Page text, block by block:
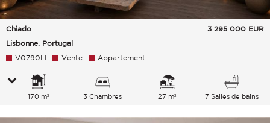
Chiado
Lisbonne, Portugal
3 295 000 EUR
V0790LI Vente Appartement
170 m² 3 Chambres 27 m² 7 Salles de bains